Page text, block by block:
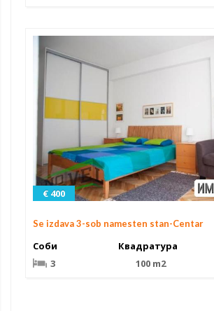
€ 400
Se izdava 3-sob namesten stan-Centar
Соби
3
Квадратура
100 m2